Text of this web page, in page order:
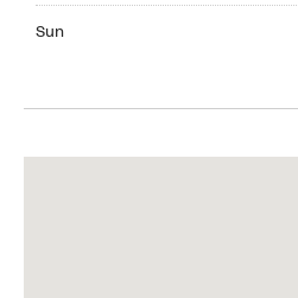
Sun